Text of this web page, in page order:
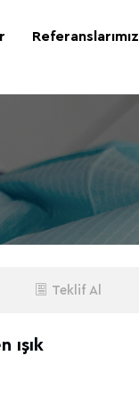
Referanslarımız
Teklif Al
ışık